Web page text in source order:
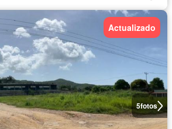
5fotos
Actualizado